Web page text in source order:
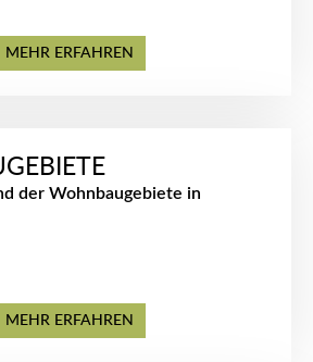
MEHR ERFAHREN
der Wohnbaugebiete in
MEHR ERFAHREN